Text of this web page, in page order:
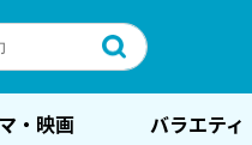
・映画 バラエティ